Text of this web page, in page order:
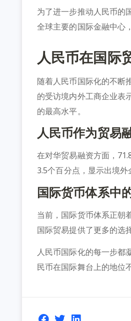
为了进一步推动人民币的
全球主要的国际金融中心
人民币在国际
随着人民币国际化的不断
的受访境内外工商企业表
的最高水平。
人民币作为贸易
在对华贸易融资方面，
3.5个百分点，显示出境外
国际货币体系中
当前，国际货币体系正朝
国际贸易提供了更多的选
人民币国际化的每一步都
民币在国际舞台上的地位